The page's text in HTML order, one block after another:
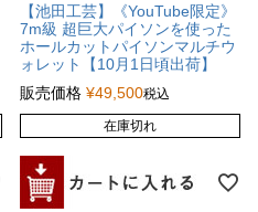
【池田工芸】《YouTube限定》
7m級 超巨大パイソンを使った
ホールカットパイソンマルチウ
ォレット【10月1日頃出荷】
販売価格 ¥49,500税込
在庫切れ